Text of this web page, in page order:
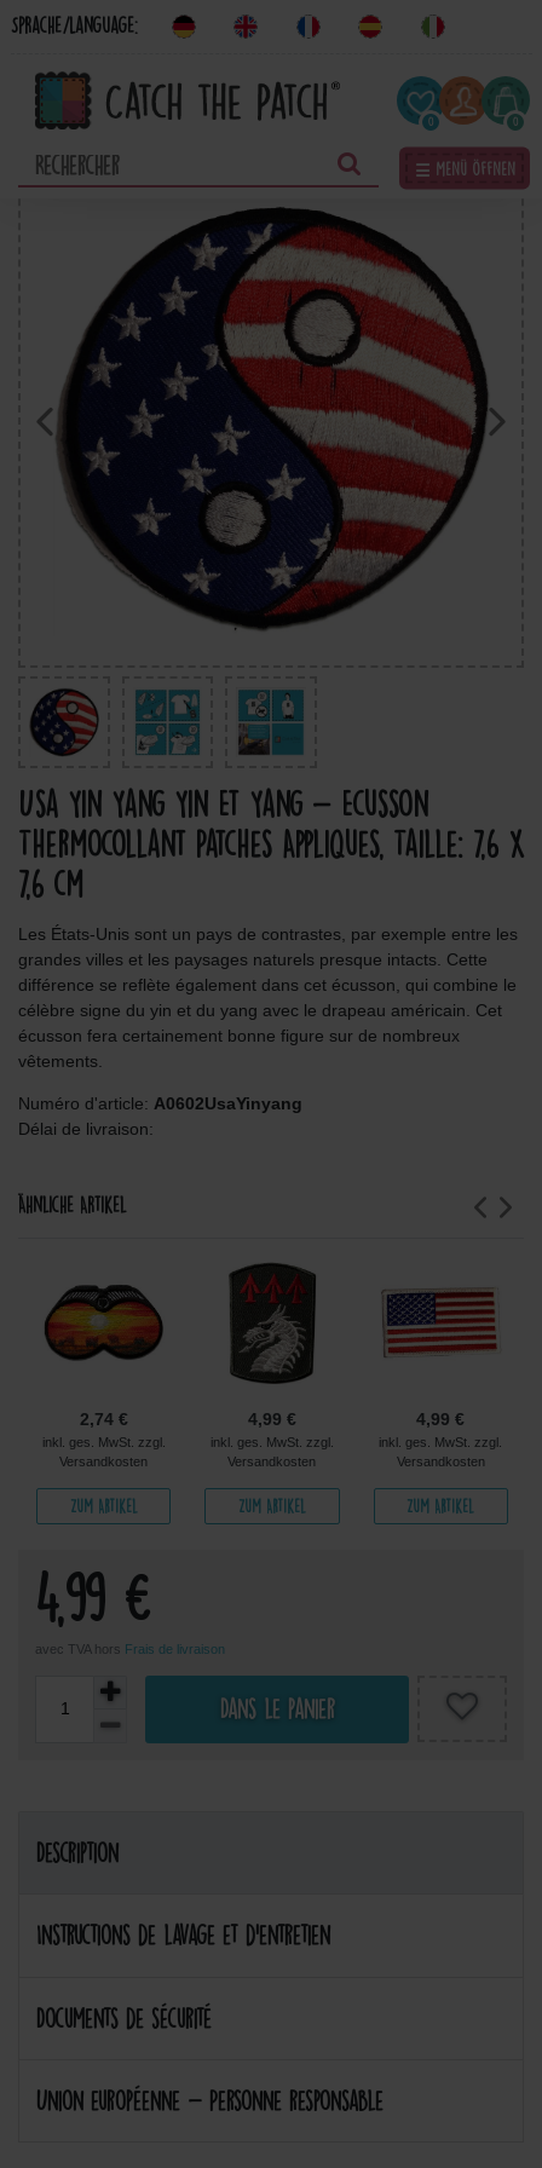
Sprache/Language:
0
☰ Menü öffnen
Usa Yin Yang Yin Et Yang - Ecusson
Thermocollant Patches Appliques, Taille: 7,6 x
7,6 cm
Les États-Unis sont un pays de contrastes, par exemple entre les
grandes villes et les paysages naturels presque intacts. Cette
différence se reflète également dans cet écusson, qui combine le
célèbre signe du yin et du yang avec le drapeau américain. Cet
écusson fera certainement bonne figure sur de nombreux
vêtements.
Numéro d'article: A0602UsaYinyang
Délai de livraison:
Ähnliche Artikel
2,74 €
inkl. ges. MwSt. zzgl.
Versandkosten
Zum Artikel
4,99 €
inkl. ges. MwSt. zzgl.
Versandkosten
Zum Artikel
4,99 €
inkl. ges. MwSt. zzgl.
Versandkosten
Zum Artikel
4,99 €
avec TVA hors Frais de livraison
Dans le panier
Description
Instructions de lavage et d'entretien
Documents de sécurité
Union européenne - Personne responsable